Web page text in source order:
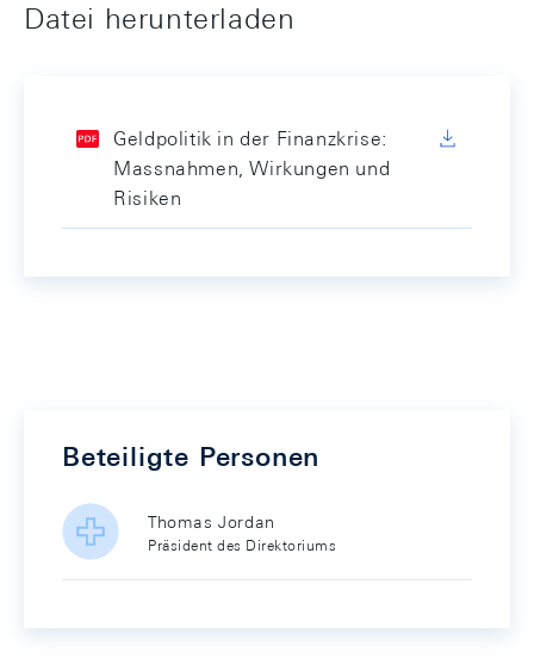
Datei herunterladen
Geldpolitik in der Finanzkrise:
Massnahmen, Wirkungen und
Risiken
Beteiligte Personen
Thomas Jordan
Präsident des Direktoriums